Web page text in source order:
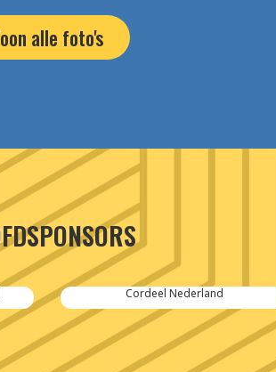
alle foto's
Cordeel Nederland